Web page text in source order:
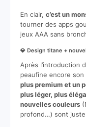
En clair, c’est un
tourner des apps
jeux AAA sans
💎 Design titane +
Après l’introduction
peaufine encore son
plus premium et un
plus léger, plus
nouvelles couleurs
profond…) sont juste